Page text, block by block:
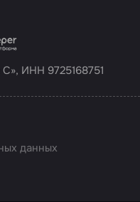
ИНН 9725168751
данных